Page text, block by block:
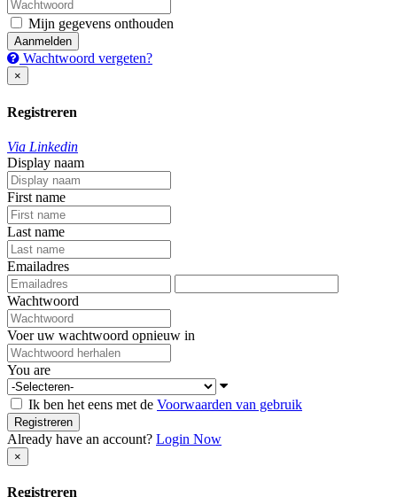
Mijn gegevens onthouden
Aanmelden
Wachtwoord vergeten?
×
Registreren
Via Linkedin
Display naam
First name
Last name
Emailadres
Wachtwoord
Voer uw wachtwoord opnieuw in
You are
Ik ben het eens met de Voorwaarden van gebruik
Registreren
Already have an account? Login Now
×
Registreren